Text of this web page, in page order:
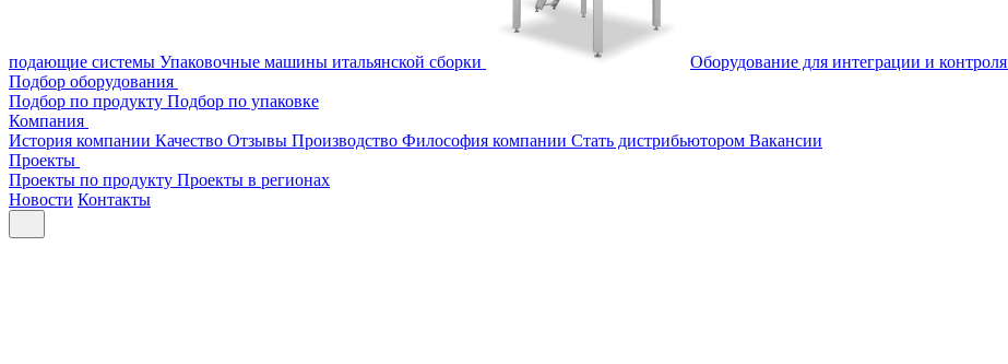
подающие системы Упаковочные машины итальянской сборки Оборудование для интеграции и контроля
Подбор оборудования
Подбор по продукту Подбор по упаковке
Компания
История компании Качество Отзывы Производство Философия компании Стать дистрибьютором Вакансии
Проекты
Проекты по продукту Проекты в регионах
Новости Контакты